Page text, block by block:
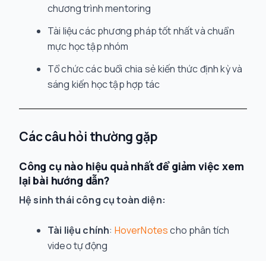
chương trình mentoring
Tài liệu các phương pháp tốt nhất và chuẩn
mực học tập nhóm
Tổ chức các buổi chia sẻ kiến thức định kỳ và
sáng kiến học tập hợp tác
Các câu hỏi thường gặp
Công cụ nào hiệu quả nhất để giảm việc xem
lại bài hướng dẫn?
Hệ sinh thái công cụ toàn diện:
Tài liệu chính: HoverNotescho phân tích
video tự động